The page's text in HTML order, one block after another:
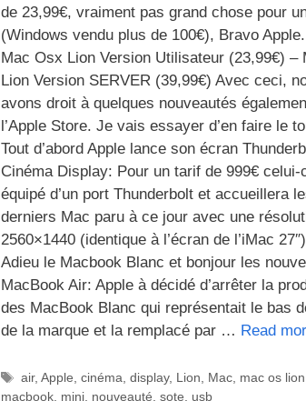
de 23,99€, vraiment pas grand chose pour
(Windows vendu plus de 100€), Bravo
Mac Osx Lion Version Utilisateur (23,99€) –
Lion Version SERVER (39,99€) Avec ceci,
avons droit à quelques nouveautés
l’Apple Store. Je vais essayer d’en faire le
Tout d’abord Apple lance son écran
Cinéma Display: Pour un tarif de 999€ celui-
équipé d’un port Thunderbolt et accueillera
derniers Mac paru à ce jour avec une
2560×1440 (identique à l’écran de l’iMac
Adieu le Macbook Blanc et bonjour les
MacBook Air: Apple à décidé d’arrêter la
des MacBook Blanc qui représentait le bas
de la marque et la remplacé par … Read
Étiquettes
air, Apple, cinéma, display, Lion, Mac, mac os lion
macbook, mini, nouveauté, sote, usb